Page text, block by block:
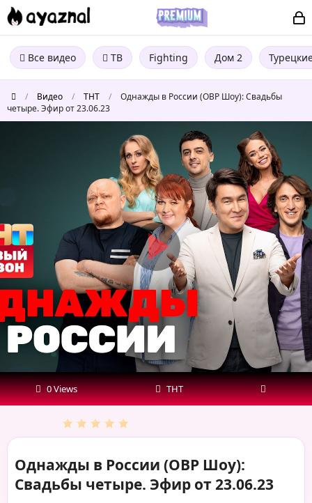
Все видео ТВ Fighting Дом 2
/ Видео / ТНТ /
Однажды в России (ОВР Шоу): Свадьбы
четыре. Эфир от 23.06.23
Шоу):
Свадьбы
четыре.
Эфир
от
23.06.23
0 Views ТНТ
Однажды в России (ОВР Шоу):
Свадьбы четыре. Эфир от 23.06.23